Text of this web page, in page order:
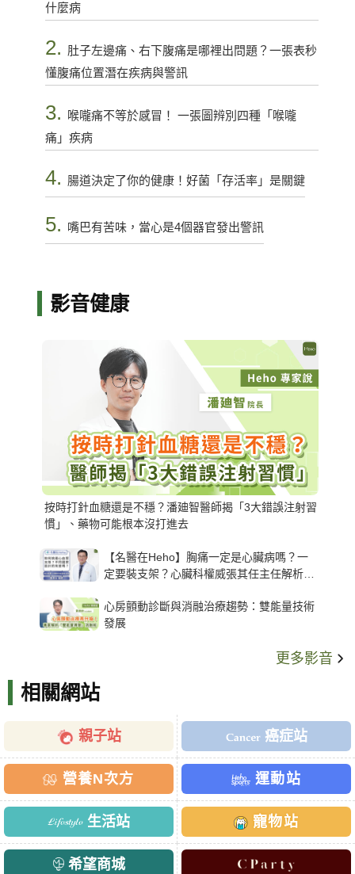
什麼病
2. 肚子左邊痛、右下腹痛是哪裡出問題？一張表秒
懂腹痛位置潛在疾病與警訊
3.
喉嚨痛不等於感冒！ 一張圖辨別四種「喉嚨
痛」疾病
4. 腸道決定了你的健康！好菌「存活率」是關鍵
5. 嘴巴有苦味，當心是4個器官發出警訊
影音健康
按時打針血糖還是不穩？潘廸智醫師揭「3大錯誤注射習
慣」、藥物可能根本沒打進去
【名醫在Heho】胸痛一定是心臟病嗎？一
定要裝支架？心臟科權威張其任主任解析支
心房顫動診斷與消融治療趨勢：雙能量技術
發展
更多影音
相關網站
親子站 癌症站
營養N次方 運動站
生活站 寵物站
希望商城